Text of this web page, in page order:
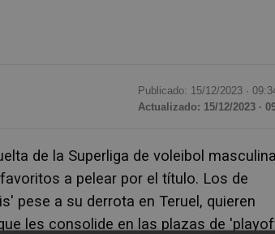
Publicado: 15/12/2023 ·
Actualizado: 15/12/2023 ·
de la Superliga de voleibol masculina
a pelear por el título. Los de
pese a su derrota en Teruel, quieren
les consolide en las plazas de